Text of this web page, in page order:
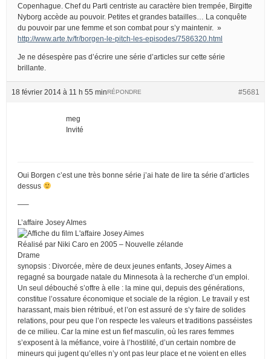
Copenhague. Chef du Parti centriste au caractère bien trempée, Birgitte
Nyborg accède au pouvoir. Petites et grandes batailles… La conquête
du pouvoir par une femme et son combat pour s’y maintenir. »
http://www.arte.tv/fr/borgen-le-pitch-les-episodes/7586320.html
Je ne désespère pas d’écrire une série d’articles sur cette série
brillante.
18 février 2014 à 11 h 55 min #5681
RÉPONDRE
meg
Invité
Oui Borgen c’est une très bonne série j’ai hate de lire ta série d’articles
dessus
—–
L’affaire Josey AImes
Réalisé par Niki Caro en 2005 – Nouvelle zélande
Drame
synopsis : Divorcée, mère de deux jeunes enfants, Josey Aimes a
regagné sa bourgade natale du Minnesota à la recherche d’un emploi.
Un seul débouché s’offre à elle : la mine qui, depuis des générations,
constitue l’ossature économique et sociale de la région. Le travail y est
harassant, mais bien rétribué, et l’on est assuré de s’y faire de solides
relations, pour peu que l’on respecte les valeurs et traditions passéistes
de ce milieu. Car la mine est un fief masculin, où les rares femmes
s’exposent à la méfiance, voire à l’hostilité, d’un certain nombre de
mineurs qui jugent qu’elles n’y ont pas leur place et ne voient en elles